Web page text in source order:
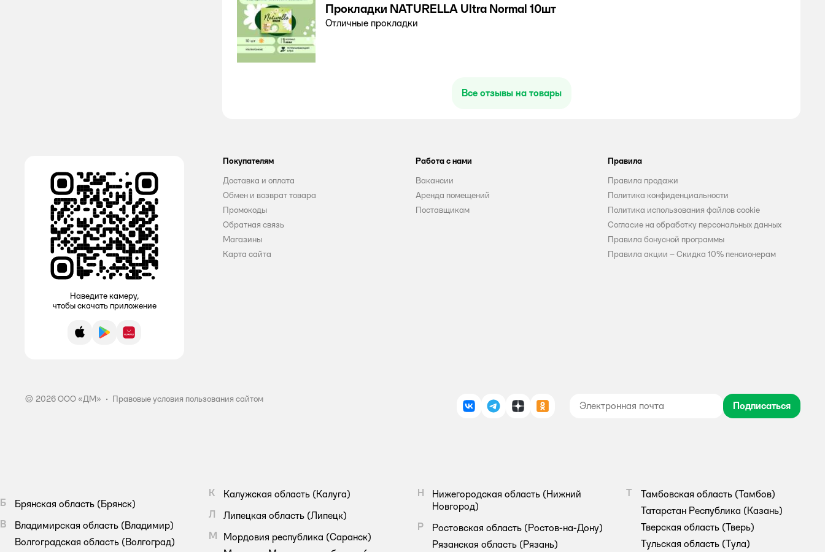
Прокладки NATURELLA Ultra Normal 10шт
Отличные прокладки
Все отзывы на товары
Joonies
KOTEX
Libresse
Libretta
LinYun
LULU
PAMPERINO
Наведите камеру,
чтобы скачать приложение
App StoreGoogle PlayAppGallery
Покупателям
Доставка и оплата
Обмен и возврат товара
Промокоды
Обратная связь
Магазины
Карта сайта
Работа с нами
Вакансии
Аренда помещений
Поставщикам
Правила
Правила продажи
Политика конфиденциальности
Политика использования файлов cookie
Согласие на обработку персональных данных
Правила бонусной программы
Правила акции – Скидка 10% пенсионерам
© 2026 ООО «ДМ» • Правовые условия пользования сайтом
ВКонтакте
TelegramДзен Одноклассники Подписаться
Б Брянская область (Брянск)
В
Владимирская область (Владимир)
Волгоградская область (Волгоград)
К Калужская область (Калуга)
Л
Липецкая область (Липецк)
М
Мордовия республика (Саранск)
Н Нижегородская область (Нижний
Новгород)
Р
Ростовская область (Ростов-на-Дону)
Рязанская область (Рязань)
Т Тамбовская область (Тамбов)
Татарстан Республика (Казань)
Тверская область (Тверь)
Тульская область (Тула)